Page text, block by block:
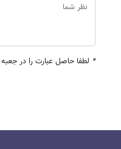
* لطفا حاصل عبارت را در